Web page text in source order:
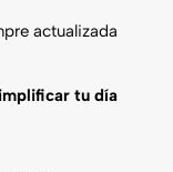
actualizada
tu día